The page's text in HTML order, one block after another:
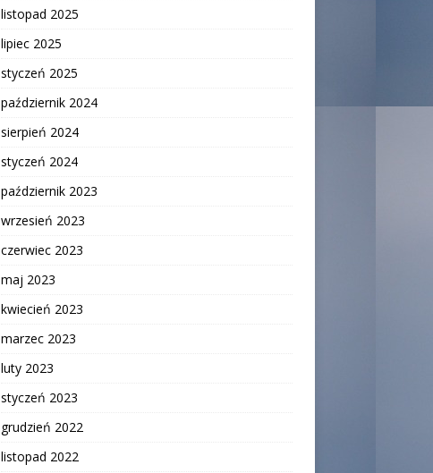
listopad 2025
lipiec 2025
styczeń 2025
październik 2024
sierpień 2024
styczeń 2024
październik 2023
wrzesień 2023
czerwiec 2023
maj 2023
kwiecień 2023
marzec 2023
luty 2023
styczeń 2023
grudzień 2022
listopad 2022